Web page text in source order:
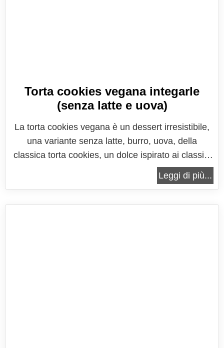
Torta cookies vegana integarle
(senza latte e uova)
La torta cookies vegana è un dessert irresistibile,
una variante senza latte, burro, uova, della
classica torta cookies, un dolce ispirato ai classici
biscotti americani, una variante che rispetta
un’alimentazione vegana, priva di ingredienti di
Leggi di più...